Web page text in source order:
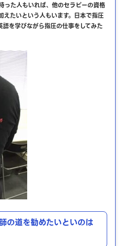
った人もいれば、他のセラピーの資格
えたいという人もいます。日本で指圧
を学びながら指圧の仕事をしてみた
の道を勧めたいといのは